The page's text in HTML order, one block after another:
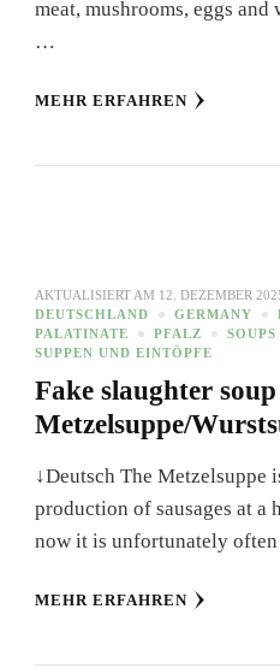
meat, mushrooms, eggs and
…
MEHR ERFAHREN
AKTUALISIERT AM 12. DEZEMBER
DEUTSCHLAND
GERMANY
PALATINATE
PFALZ
SUPPEN UND EINTÖPFE
Fake slaughter
Metzelsuppe/
↓Deutsch The Metzelsuppe
production of sausages at a
now it is unfortunately
MEHR ERFAHREN